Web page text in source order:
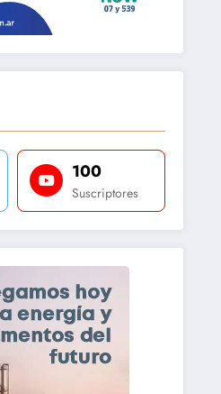
100
Suscriptores